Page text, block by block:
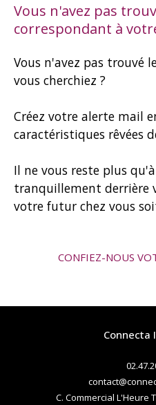
Vous n'avez pas
correspondant à
Vous n'avez pas trouvé
vous cherchiez ?
Créez votre alerte mail
caractéristiques rêvées
Il ne vous reste plus
tranquillement derrière
votre futur chez vous
CONFIEZ-NOUS
Connecta
C. Commercial L'Heure